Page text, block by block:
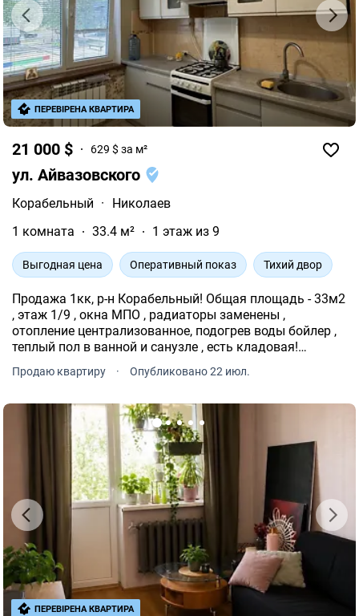
21 000 $ 629 $ за м²
ул. Айвазовского
Корабельный ·
Николаев
1 комната
33.4 м² 1 этаж из 9
Выгодная цена Оперативный показ Тихий двор
Продажа 1кк, р-н Корабельный! Общая площадь - 33м2
, этаж 1/9 , окна МПО , радиаторы заменены ,
отопление централизованное, подогрев воды бойлер ,
теплый пол в ванной и санузле , есть кладовая!
есть садик, супермаркет Таврия, магазины и т.д.
Продаю квартиру · Опубликовано 22 июл.
ПЕРЕВІРЕНА КВАРТИРА
ПЕРЕВІРЕНА КВАРТИРА